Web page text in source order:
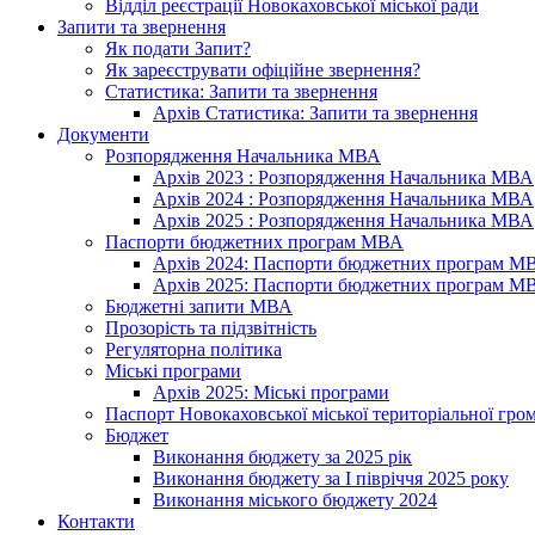
Відділ реєстрації Новокаховської міської ради
Запити та звернення
Як подати Запит?
Як зареєструвати офіційне звернення?
Статистика: Запити та звернення
Архів Статистика: Запити та звернення
Документи
Розпорядження Начальника МВА
Архів 2023 : Розпорядження Начальника МВА
Архів 2024 : Розпорядження Начальника МВА
Архів 2025 : Розпорядження Начальника МВА
Паспорти бюджетних програм МВА
Архів 2024: Паспорти бюджетних програм
Архів 2025: Паспорти бюджетних програм
Бюджетні запити МВА
Прозорість та підзвітність
Регуляторна політика
Міські програми
Архів 2025: Міські програми
Паспорт Новокаховської міської територіальної
Бюджет
Виконання бюджету за 2025 рік
Виконання бюджету за І півріччя 2025 року
Виконання міського бюджету 2024
Контакти